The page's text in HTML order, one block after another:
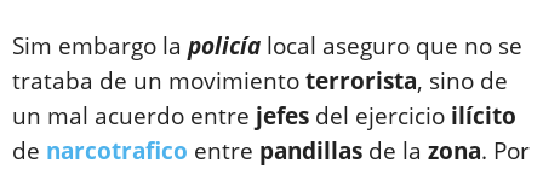
Sim embargo la policía local aseguro que no se
trataba de un movimientoterrorista, sino de
un mal acuerdo entre jefes del ejercicio ilícito
de narcotrafico entre pandillas de la zona. Por